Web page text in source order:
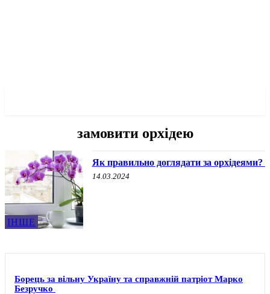
замовити орхідею
ІНШЕ
Як правильно доглядати за орхідеями?
14.03.2024
Борець за вільну Україну та справжній патріот Марко
Безручко